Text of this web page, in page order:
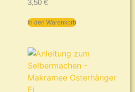
3,50 €
In den Warenkorb